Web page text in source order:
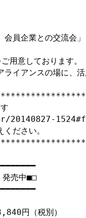
用意しております。
イアンスの場に、活
ださい。
発売中■□
円（税別）